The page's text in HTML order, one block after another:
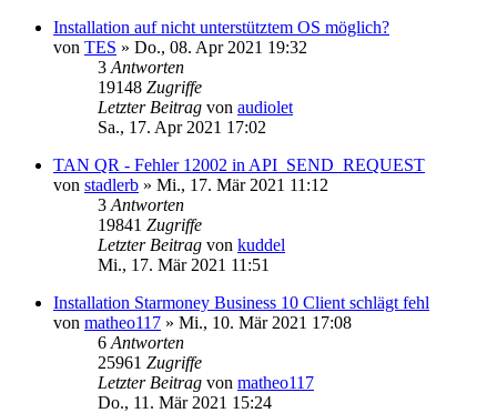
Installation auf nicht unterstütztem OS möglich?
von TES » Do., 08. Apr 2021 19:32
3 Antworten
19148 Zugriffe
Letzter Beitrag von audiolet
Sa., 17. Apr 2021 17:02
TAN QR - Fehler 12002 in API_SEND_REQUEST
von stadlerb » Mi., 17. Mär 2021 11:12
3 Antworten
19841 Zugriffe
Letzter Beitrag von kuddel
Mi., 17. Mär 2021 11:51
Installation Starmoney Business 10 Client schlägt fehl
von matheo117 » Mi., 10. Mär 2021 17:08
6 Antworten
25961 Zugriffe
Letzter Beitrag von matheo117
Do., 11. Mär 2021 15:24